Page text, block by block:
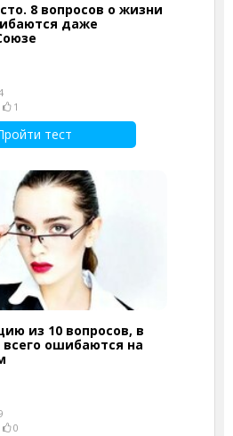
8 вопросов о жизни
даже
1
тест
из 10 вопросов, в
ошибаются на
0